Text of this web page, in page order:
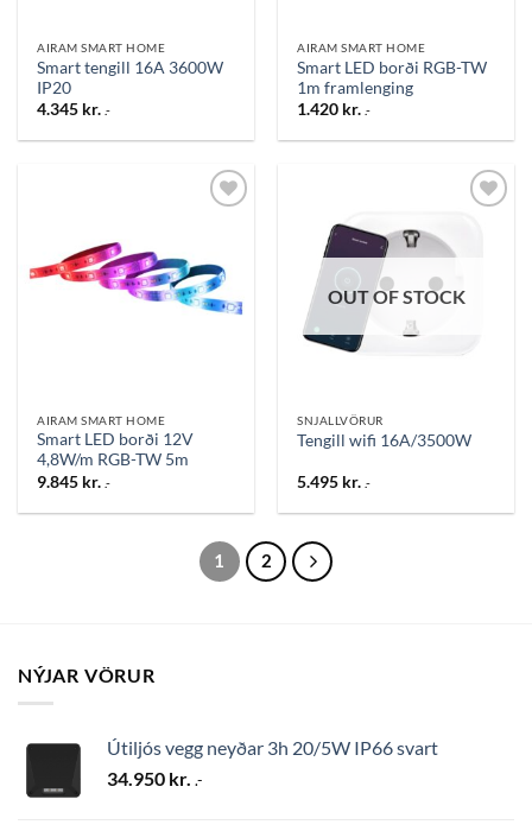
AIRAM SMART HOME
Smart tengill 16A 3600W
IP20
4.345 kr. .-
AIRAM SMART HOME
Smart LED borði RGB-TW
1m framlenging
1.420 kr. .-
AIRAM SMART HOME
Smart LED borði 12V
4,8W/m RGB-TW 5m
9.845 kr. .-
óskalista
OUT OF STOCK
SNJALLVÖRUR
Tengill wifi 16A/3500W
5.495 kr. .-
1 2
NÝJAR VÖRUR
Útiljós vegg neyðar 3h 20/5W IP66 svart
34.950 kr. .-